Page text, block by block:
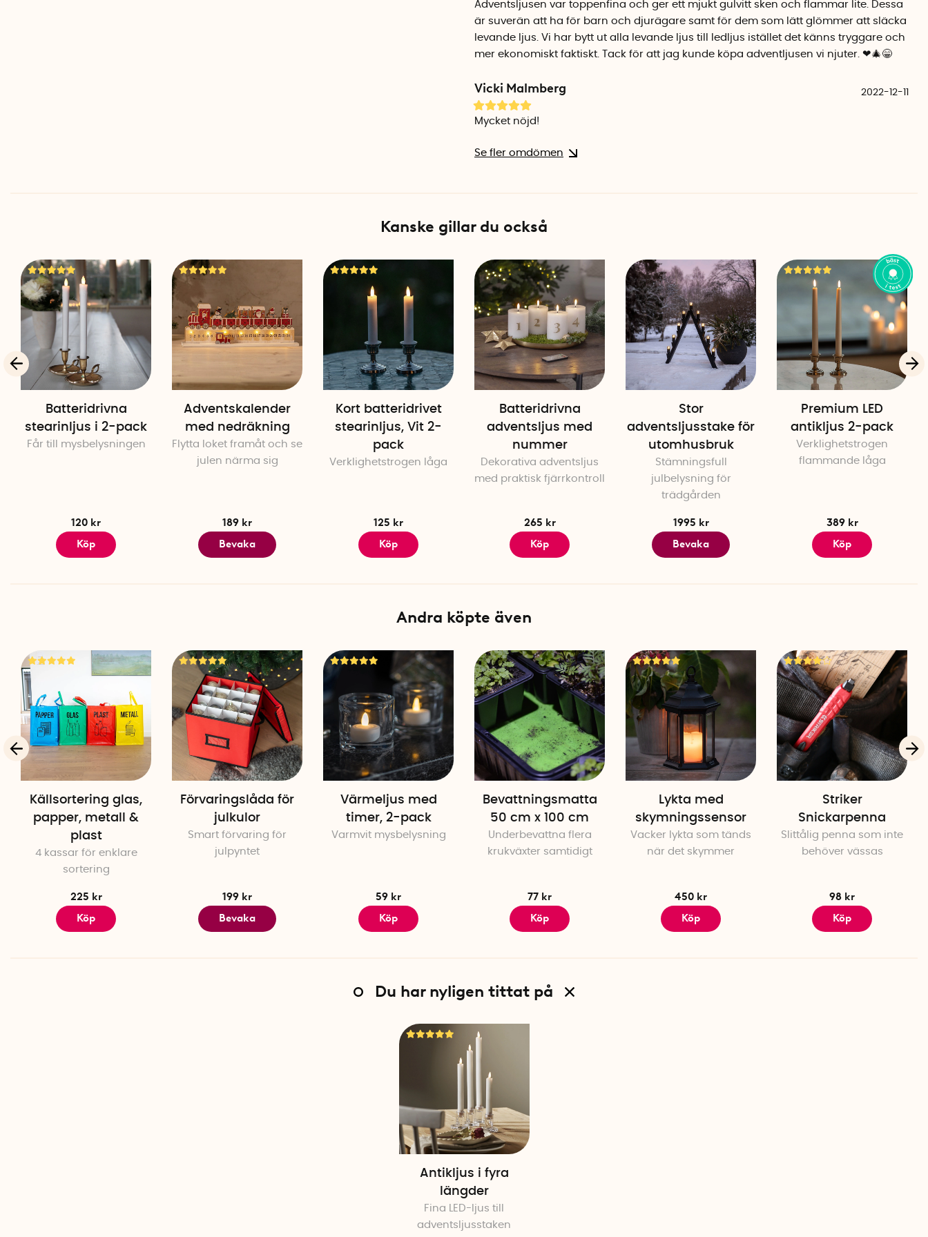
Adventsljusen var toppenfina och ger ett mjukt gulvitt sken och flammar lite. Dessa
är suverän att ha för barn och djurägare samt för dem som lätt glömmer att släcka
levande ljus. Vi har bytt ut alla levande ljus till ledljus istället det känns tryggare och
mer ekonomiskt faktiskt. Tack för att jag kunde köpa adventljusen vi njuter. ❤🎄😁
Vicki Malmberg 2022-12-11
Mycket nöjd!
Se fler omdömen
Kanske gillar du också
Batteridrivna
stearinljus i 2-pack
Får till mysbelysningen
120 kr
Köp
Adventskalender
med nedräkning
Flytta loket framåt och se
julen närma sig
189 kr
Bevaka
Kort batteridrivet
stearinljus, Vit 2-
pack
Verklighetstrogen låga
125 kr
Köp
Batteridrivna
adventsljus med
nummer
Dekorativa adventsljus
med praktisk fjärrkontroll
265 kr
Köp
Stor
adventsljusstake för
utomhusbruk
Stämningsfull
julbelysning för
trädgården
1995 kr
Bevaka
Premium LED
antikljus 2-pack
Verklighetstrogen
flammande låga
389 kr
Köp
Andra köpte även
Källsortering glas,
papper, metall &
plast
4 kassar för enklare
sortering
225 kr
Köp
Förvaringslåda för
julkulor
Smart förvaring för
julpyntet
199 kr
Bevaka
Värmeljus med
timer, 2-pack
Varmvit mysbelysning
59 kr
Köp
Bevattningsmatta
50 cm x 100 cm
Underbevattna flera
krukväxter samtidigt
77 kr
Köp
Lykta med
skymningssensor
Vacker lykta som tänds
när det skymmer
450 kr
Köp
Striker
Snickarpenna
Slittålig penna som inte
behöver vässas
98 kr
Köp
Du har nyligen tittat på
Antikljus i fyra
längder
Fina LED-ljus till
adventsljusstaken